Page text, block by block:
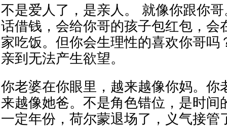
不是爱人了，是亲人。 就像你跟你
话借钱，会给你哥的孩子包红包，会
家吃饭。但你会生理性的喜欢你哥吗
亲到无法产生欲望。
你老婆在你眼里，越来越像你妈。你
来越像她爸。不是角色错位，是时间
一定年份，荷尔蒙退场了，义气接管